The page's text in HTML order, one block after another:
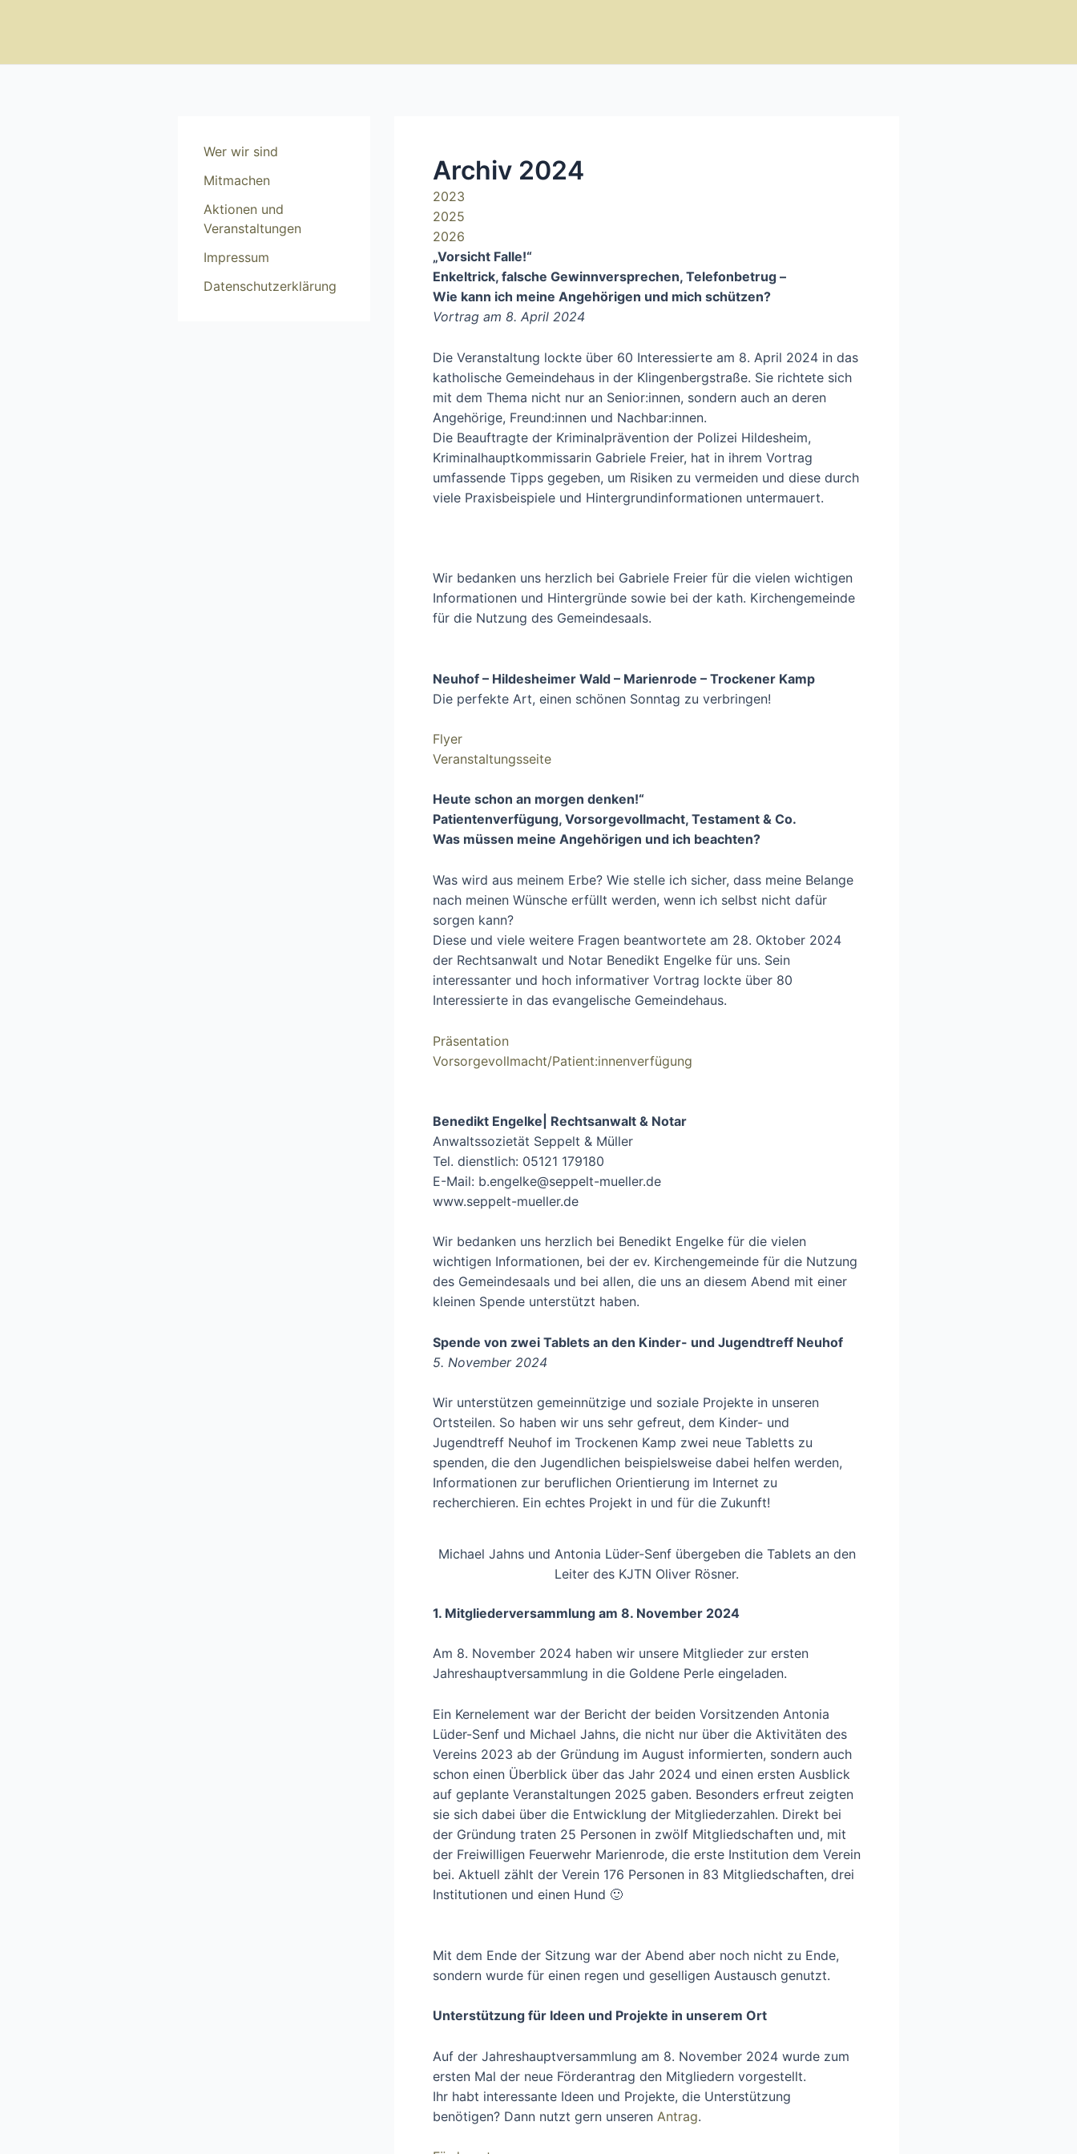
Wer wir sind
Mitmachen
Aktionen und
Veranstaltungen
Impressum
Datenschutzerklärung
Archiv 2024
2023
2025
2026
„Vorsicht Falle!“
Enkeltrick, falsche Gewinnversprechen, Telefonbetrug –
Wie kann ich meine Angehörigen und mich schützen?
Vortrag am 8. April 2024
Die Veranstaltung lockte über 60 Interessierte am 8. April 2024 in das
katholische Gemeindehaus in der Klingenbergstraße. Sie richtete sich
mit dem Thema nicht nur an Senior:innen, sondern auch an deren
Angehörige, Freund:innen und Nachbar:innen.
Die Beauftragte der Kriminalprävention der Polizei Hildesheim,
Kriminalhauptkommissarin Gabriele Freier, hat in ihrem Vortrag
umfassende Tipps gegeben, um Risiken zu vermeiden und diese durch
viele Praxisbeispiele und Hintergrundinformationen untermauert.
Wir bedanken uns herzlich bei Gabriele Freier für die vielen wichtigen
Informationen und Hintergründe sowie bei der kath. Kirchengemeinde
für die Nutzung des Gemeindesaals.
Neuhof – Hildesheimer Wald – Marienrode – Trockener Kamp
Die perfekte Art, einen schönen Sonntag zu verbringen!
Flyer
Veranstaltungsseite
Heute schon an morgen denken!“
Patientenverfügung, Vorsorgevollmacht, Testament & Co.
Was müssen meine Angehörigen und ich beachten?
Was wird aus meinem Erbe? Wie stelle ich sicher, dass meine Belange
nach meinen Wünsche erfüllt werden, wenn ich selbst nicht dafür
sorgen kann?
Diese und viele weitere Fragen beantwortete am 28. Oktober 2024
der Rechtsanwalt und Notar Benedikt Engelke für uns. Sein
interessanter und hoch informativer Vortrag lockte über 80
Interessierte in das evangelische Gemeindehaus.
Präsentation
Vorsorgevollmacht/Patient:innenverfügung
Benedikt Engelke| Rechtsanwalt & Notar
Anwaltssozietät Seppelt & Müller
Tel. dienstlich: 05121 179180
E-Mail: b.engelke@seppelt-mueller.de
www.seppelt-mueller.de
Wir bedanken uns herzlich bei Benedikt Engelke für die vielen
wichtigen Informationen, bei der ev. Kirchengemeinde für die Nutzung
des Gemeindesaals und bei allen, die uns an diesem Abend mit einer
kleinen Spende unterstützt haben.
Spende von zwei Tablets an den Kinder- und Jugendtreff Neuhof
5. November 2024
Wir unterstützen gemeinnützige und soziale Projekte in unseren
Ortsteilen. So haben wir uns sehr gefreut, dem Kinder- und
Jugendtreff Neuhof im Trockenen Kamp zwei neue Tabletts zu
spenden, die den Jugendlichen beispielsweise dabei helfen werden,
Informationen zur beruflichen Orientierung im Internet zu
recherchieren. Ein echtes Projekt in und für die Zukunft!
Michael Jahns und Antonia Lüder-Senf übergeben die Tablets an den
Leiter des KJTN Oliver Rösner.
1. Mitgliederversammlung am 8. November 2024
Am 8. November 2024 haben wir unsere Mitglieder zur ersten
Jahreshauptversammlung in die Goldene Perle eingeladen.
Ein Kernelement war der Bericht der beiden Vorsitzenden Antonia
Lüder-Senf und Michael Jahns, die nicht nur über die Aktivitäten des
Vereins 2023 ab der Gründung im August informierten, sondern auch
schon einen Überblick über das Jahr 2024 und einen ersten Ausblick
auf geplante Veranstaltungen 2025 gaben. Besonders erfreut zeigten
sie sich dabei über die Entwicklung der Mitgliederzahlen. Direkt bei
der Gründung traten 25 Personen in zwölf Mitgliedschaften und, mit
der Freiwilligen Feuerwehr Marienrode, die erste Institution dem Verein
bei. Aktuell zählt der Verein 176 Personen in 83 Mitgliedschaften, drei
Institutionen und einen Hund 🙂
Mit dem Ende der Sitzung war der Abend aber noch nicht zu Ende,
sondern wurde für einen regen und geselligen Austausch genutzt.
Unterstützung für Ideen und Projekte in unserem Ort
Auf der Jahreshauptversammlung am 8. November 2024 wurde zum
ersten Mal der neue Förderantrag den Mitgliedern vorgestellt.
Ihr habt interessante Ideen und Projekte, die Unterstützung
benötigen? Dann nutzt gern unseren Antrag.